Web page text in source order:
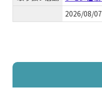
2026/08/